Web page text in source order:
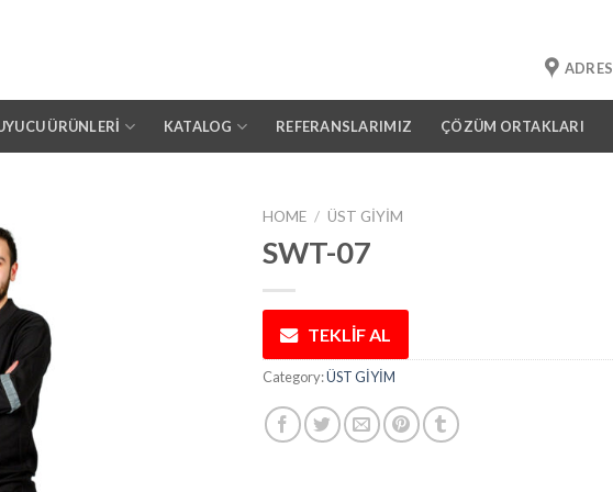
ADRES
ÜRÜNLERİ KATALOG REFERANSLARIMIZ ÇÖZÜM ORTAKLARI
HOME / ÜST GİYİM
SWT-07
TEKLİF AL
Category:ÜST GİYİM